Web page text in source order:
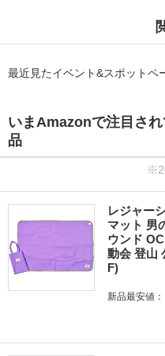
最近見たイベント&スポットペ
いまAmazonで注目さ
品
レジャー
マット 男
ウンド
動会 登山
F)
新品最安値：